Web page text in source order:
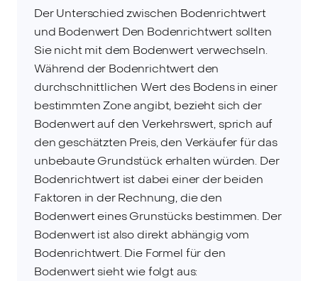
Der Unterschied zwischen Bodenrichtwert
und Bodenwert Den Bodenrichtwert sollten
Sie nicht mit dem Bodenwert verwechseln.
Während der Bodenrichtwert den
durchschnittlichen Wert des Bodens in einer
bestimmten Zone angibt, bezieht sich der
Bodenwert auf den Verkehrswert, sprich auf
den geschätzten Preis, den Verkäufer für das
unbebaute Grundstück erhalten würden. Der
Bodenrichtwert ist dabei einer der beiden
Faktoren in der Rechnung, die den
Bodenwert eines Grunstücks bestimmen. Der
Bodenwert ist also direkt abhängig vom
Bodenrichtwert. Die Formel für den
Bodenwert sieht wie folgt aus: